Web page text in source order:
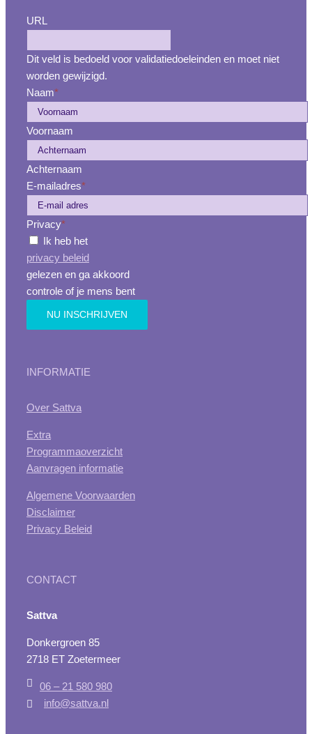
URL
Dit veld is bedoeld voor validatiedoeleinden en moet niet
worden gewijzigd.
Naam*
Voornaam
Achternaam
E-mailadres*
Privacy*
Ik heb het
privacy beleid
gelezen en ga akkoord
controle of je mens bent
INFORMATIE
Over Sattva
Extra
Programmaoverzicht
Aanvragen informatie
Algemene Voorwaarden
Disclaimer
Privacy Beleid
CONTACT
Sattva
Donkergroen 85
2718 ET Zoetermeer
06 – 21 580 980
info@sattva.nl